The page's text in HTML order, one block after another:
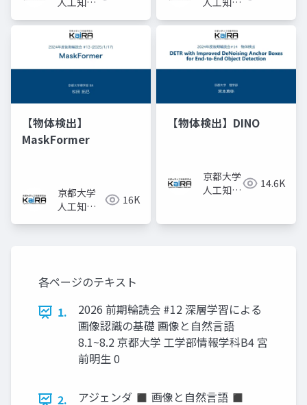
KaiRA
KaiRA
【物体検出】
MaskFormer
京都大学
人工知能
16K
【物体検出】DINO
京都大学
人工知能
14.6K
各ページのテキスト
1.
2026 前期輪読会 #12 深層学習による
画像認識の基礎 画像と自然言語
8.1~8.2 京都大学 工学部情報学科B4 宮
前明生 0
2.
アジェンダ ◼ 画像と自然言語 ◼